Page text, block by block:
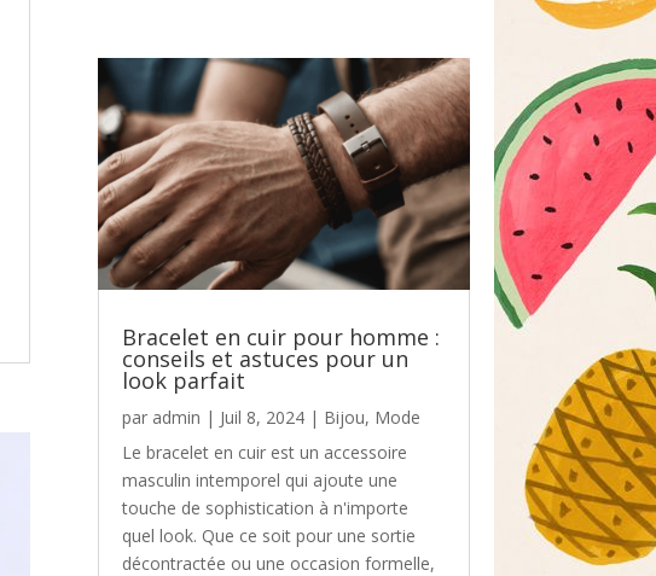
Bracelet en cuir pour homme :
conseils et astuces pour un
look parfait
par admin | Juil 8, 2024 | Bijou, Mode
Le bracelet en cuir est un accessoire
masculin intemporel qui ajoute une
touche de sophistication à n'importe
quel look. Que ce soit pour une sortie
décontractée ou une occasion formelle,